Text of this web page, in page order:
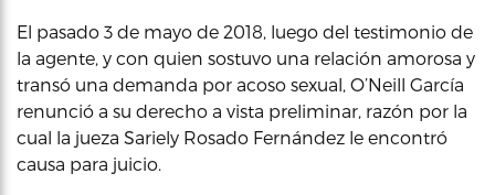
El pasado 3 de mayo de 2018, luego del testimonio de
la agente, y con quien sostuvo una relación amorosa y
transó una demanda por acoso sexual, O’Neill García
renunció a su derecho a vista preliminar, razón por la
cual la jueza Sariely Rosado Fernández le encontró
causa para juicio.